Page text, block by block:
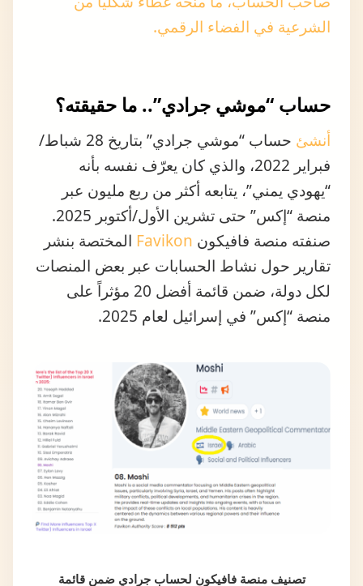
أنشئ
حساب “موشي جرادي” بتاريخ 28 شباط/
“يهودي يمني”، يتابعه أكثر من ربع مليون عبر
صنفته منصة فافيكونFavikonالمختصة بنشر
تقارير حول نشاط الحسابات عبر بعض المنصات
لكل دولة، ضمن قائمة أفضل 20 مؤثراً على
منصة “إكس” في إسرائيل لعام 2025.